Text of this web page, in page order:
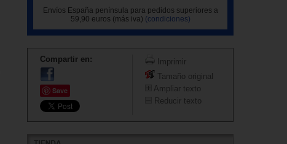
Envíos España península para pedidos superiores a
59,90 euros (más iva) (condiciones)
Compartir en:
Save
Imprimir
Tamaño original
Ampliar texto
Reducir texto